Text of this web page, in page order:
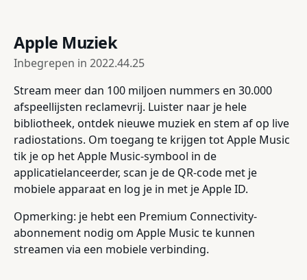
Apple Muziek
Inbegrepen in 2022.44.25
Stream meer dan 100 miljoen nummers en 30.000
afspeellijsten reclamevrij. Luister naar je hele
bibliotheek, ontdek nieuwe muziek en stem af op live
radiostations. Om toegang te krijgen tot Apple Music
tik je op het Apple Music-symbool in de
applicatielanceerder, scan je de QR-code met je
mobiele apparaat en log je in met je Apple ID.
Opmerking: je hebt een Premium Connectivity-
abonnement nodig om Apple Music te kunnen
streamen via een mobiele verbinding.